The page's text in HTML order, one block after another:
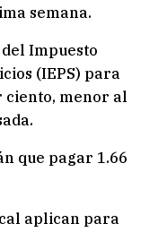
semana.
Impuesto
(IEPS) para
ciento, menor al
que pagar 1.66
aplican para